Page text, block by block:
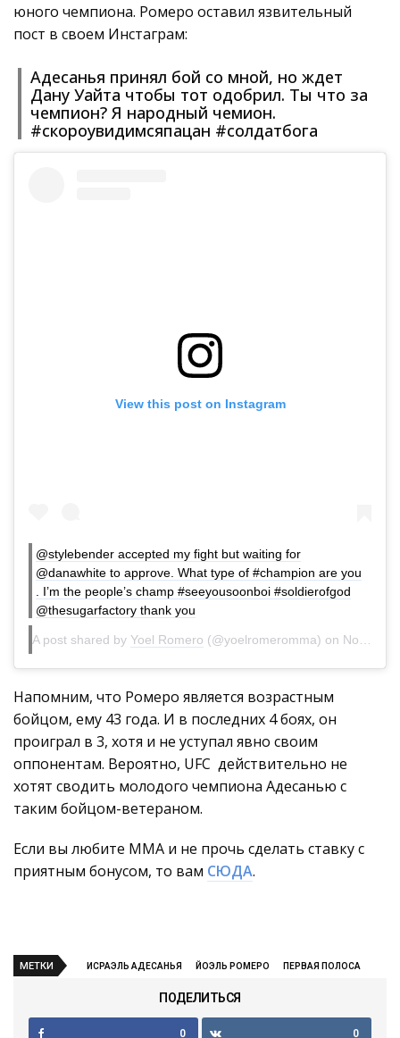
юного чемпиона. Ромеро оставил язвительный
пост в своем Инстаграм:
Адесанья принял бой со мной, но ждет
Дану Уайта чтобы тот одобрил. Ты что за
чемпион? Я народный чемион.
#скороувидимсяпацан #солдатбога
View this post on Instagram
@stylebender accepted my fight but waiting for
@danawhite to approve. What type of #champion are you
. I’m the people’s champ #seeyousoonboi #soldierofgod
@thesugarfactory thank you
A post shared by Yoel Romero (@yoelromeromma) on Nov 10, 2019 at 9:41pm PST
Напомним, что Ромеро является возрастным
бойцом, ему 43 года. И в последних 4 боях, он
проиграл в 3, хотя и не уступал явно своим
оппонентам. Вероятно, UFC действительно не
хотят сводить молодого чемпиона Адесанью с
таким бойцом-ветераном.
Если вы любите ММА и не прочь сделать ставку с
приятным бонусом, то вам СЮДА.
МЕТКИ ИСРАЭЛЬ АДЕСАНЬЯ ЙОЭЛЬ РОМЕРО ПЕРВАЯ ПОЛОСА
ПОДЕЛИТЬСЯ
0 0